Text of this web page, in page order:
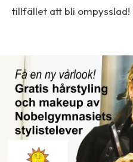
tillfället att bli ompysslad!